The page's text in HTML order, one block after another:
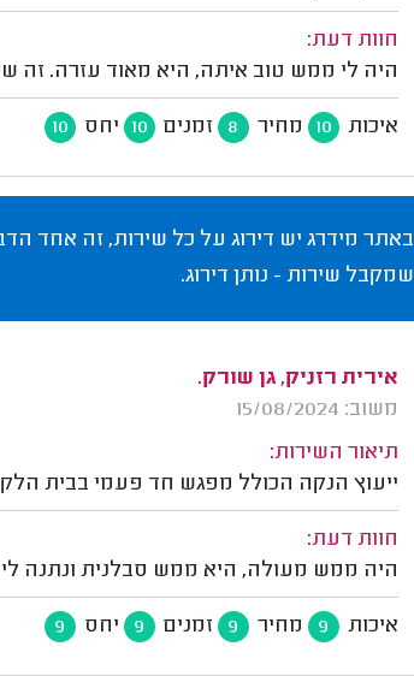
חוות דעת:
היה לי ממש טוב איתה, היא מאוד עזרה. זה
איכות 10 מחיר 8 זמנים 10 יחס 10
באתר מידרג יש דירוג על כל שירות, זה אחד
שמקבל שירות - נותן דירוג.
אירית רזניק, גן שורק.
משוב: 15/08/2024
תיאור השירות:
ייעוץ הנקה הכולל מפגש חד פעמי בבית
חוות דעת:
היה ממש מעולה, היא ממש סבלנית ונתנה
איכות 9 מחיר 9 זמנים 9 יחס 9